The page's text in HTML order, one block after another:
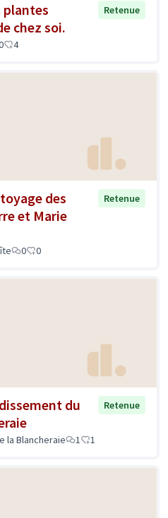
plantes
chez soi.
Retenue
4
des
et Marie
Retenue
0 0
du
Retenue
la Blancheraie 1 1